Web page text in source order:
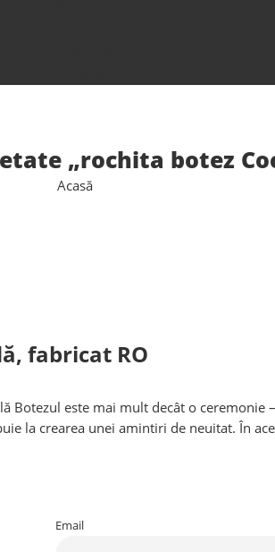
„rochita botez
Acasă
fabricat RO
Botezul este mai mult decât o
la crearea unei amintiri de neuitat. În
Email